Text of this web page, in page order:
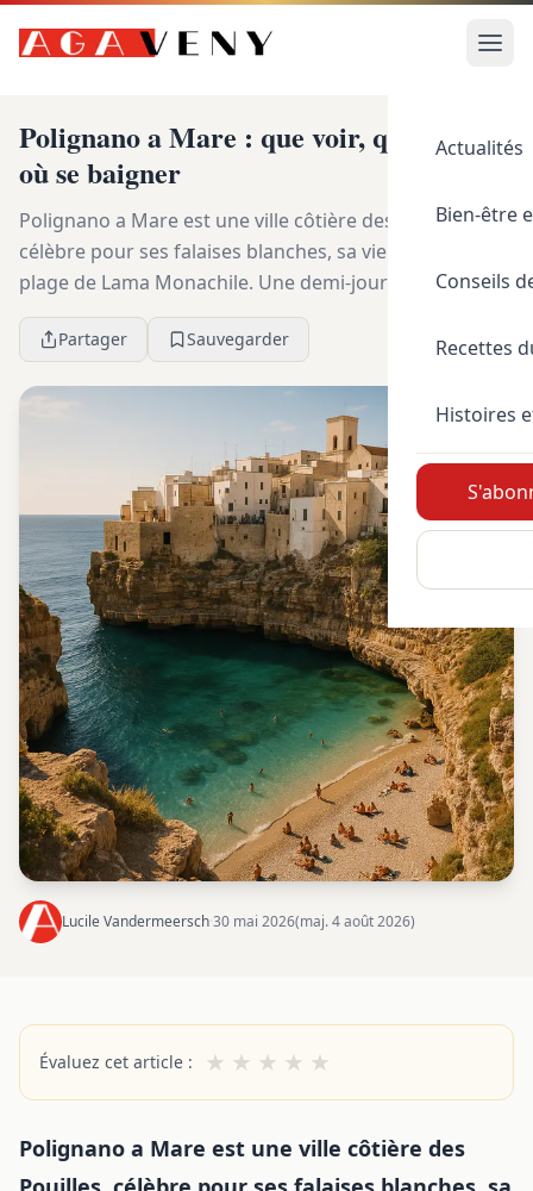
Actualités
Bien-être
Conseils
Recettes
Histoires
Polignano a Mare : que voir, que faire et
où se baigner
Polignano a Mare est une ville côtière des Pouilles,
célèbre pour ses falaises blanches, sa vieille ville et la
plage de Lama Monachile. Une demi-journée suffit
pour voir l’essentiel, mais une journée...
Partager Sauvegarder
Lucile Vandermeersch·30 mai 2026(maj. 4 août 2026)
Évaluez cet article : ★ ★ ★ ★ ★
Polignano a Mare est une ville côtière des